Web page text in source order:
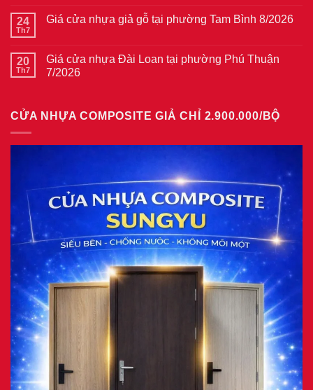
thép
vân
phường
Bình
Hòa
luận
thép
vân
gỗ
24
Th7
Giá cửa nhựa giả gỗ tại phường Tam Bình 8/2026
luận
ở
Giá
gỗ
20
Th7
Giá cửa nhựa Đài Loan tại phường Phú Thuận
7/2026
luận
ở
phường
Phú
Thuận
CỬA NHỰA COMPOSITE GIẢ CHỈ 2.900.000/BỘ